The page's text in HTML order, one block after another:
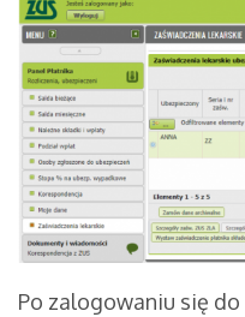
Po zalogowaniu się